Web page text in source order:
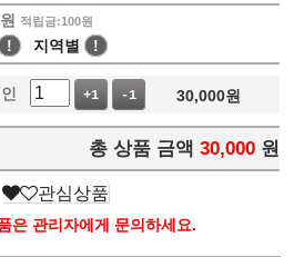
원 적립금:100원
! 지역별 !
+1 -1 30,000원
총 상품 금액 30,000 원
관심상품
은 관리자에게 문의하세요.